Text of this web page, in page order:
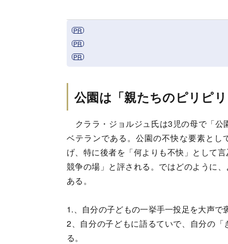
公園は「親たちのピリピ
クララ・ジョルジュ氏は3児の母で「公
ベテランである。公園の不快な要素と
げ、特に後者を「何よりも不快」として
競争の場」と評される。ではどのように
ある。
1.、自分の子どもの一挙手一投足を大声で
2、自分の子どもに語るていで、自分の
る。